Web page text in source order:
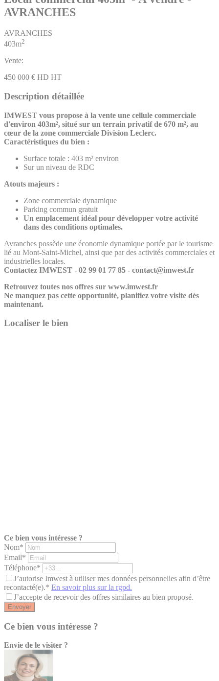
AVRANCHES
AVRANCHES
403m2
Vente:
450 000 € HD HT
Description détaillée
IMWEST vous propose à la vente une cellule commerciale
d'environ 403m², situé sur un terrain privatif de 670 m², au
cœur de la zone commerciale Division Leclerc.
Caractéristiques du bien :
Surface totale : 403 m² environ
Sur un niveau de RDC
Atouts majeurs :
Zone commerciale dynamique
Parking commun gratuit
Un emplacement idéal pour développer votre activité
dans des conditions optimales.
Avranches possède une économie dynamique portée par le tourisme
lié au Mont-Saint-Michel, ainsi que par des activités commerciales et
industrielles locales.
Contactez IMWEST - 02 99 01 77 85 - contact@imwest.fr
Retrouvez toutes nos offres sur www.imwest.fr
Ne manquez pas cette opportunité, planifiez votre visite dès
maintenant.
Localiser le bien
Ce bien vous intéresse ?
Nom*
Email*
Téléphone*
J’autorise Imwest à utiliser mes données personnelles afin d’être
recontacté(e).* En savoir plus sur la rgpd.
J’accepte de recevoir des offres similaires au bien proposé.
Envoyer
Ce bien vous intéresse ?
Envie de le visiter ?